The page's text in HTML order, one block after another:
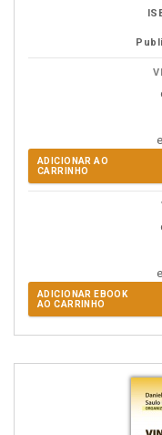
ADICIONAR AO
CARRINHO
ADICIONAR EBOOK
AO CARRINHO